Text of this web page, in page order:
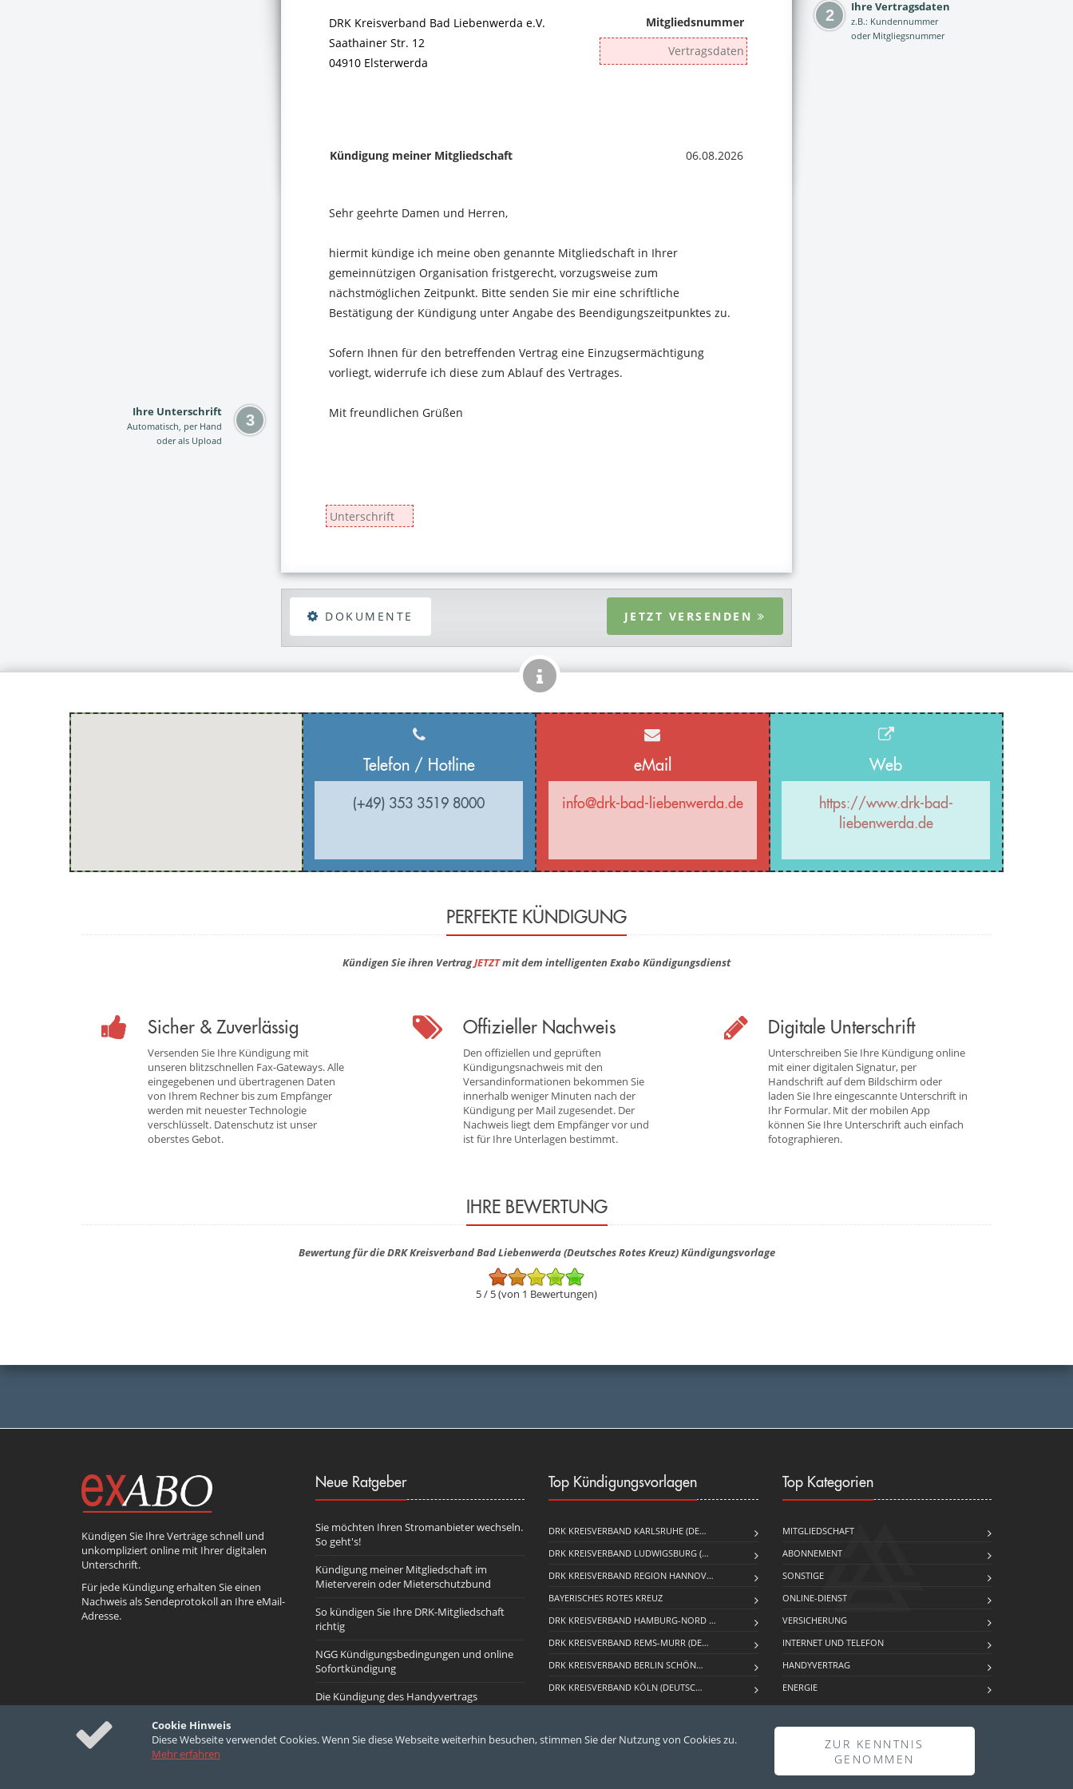
DOKUMENTE JETZT VERSENDEN
Ihre Vertragsdaten
z.B.: Kundennummer
oder Mitgliegsnummer
Ihre Unterschrift
Automatisch, per Hand
oder als Upload
Telefon / Hotline
(+49) 353 3519 8000
eMail
info@drk-bad-liebenwerda.de
Web
https://www.drk-bad-
liebenwerda.de
PERFEKTE KÜNDIGUNG
Kündigen Sie ihren VertragJETZTmit dem intelligenten Exabo Kündigungsdienst
Sicher & Zuverlässig
Versenden Sie Ihre Kündigung mit
unseren blitzschnellen Fax-Gateways. Alle
eingegebenen und übertragenen Daten
von Ihrem Rechner bis zum Empfänger
werden mit neuester Technologie
verschlüsselt. Datenschutz ist unser
oberstes Gebot.
Offizieller Nachweis
Den offiziellen und geprüften
Kündigungsnachweis mit den
Versandinformationen bekommen Sie
innerhalb weniger Minuten nach der
Kündigung per Mail zugesendet. Der
Nachweis liegt dem Empfänger vor und
ist für Ihre Unterlagen bestimmt.
Digitale Unterschrift
Unterschreiben Sie Ihre Kündigung online
mit einer digitalen Signatur, per
Handschrift auf dem Bildschirm oder
laden Sie Ihre eingescannte Unterschrift in
Ihr Formular. Mit der mobilen App
können Sie Ihre Unterschrift auch einfach
fotographieren.
IHRE BEWERTUNG
Bewertung für die DRK Kreisverband Bad Liebenwerda (Deutsches Rotes Kreuz) Kündigungsvorlage
5 / 5 (von 1 Bewertungen)
Kündigen Sie Ihre Verträge schnell und
unkompliziert online mit Ihrer digitalen
Unterschrift.
Für jede Kündigung erhalten Sie einen
Nachweis als Sendeprotokoll an Ihre eMail-
Adresse.
Neue Ratgeber
Sie möchten Ihren Stromanbieter wechseln.
So geht's!
Kündigung meiner Mitgliedschaft im
Mieterverein oder Mieterschutzbund
So kündigen Sie Ihre DRK-Mitgliedschaft
richtig
NGG Kündigungsbedingungen und online
Sofortkündigung
Die Kündigung des Handyvertrags
Top Kündigungsvorlagen
DRK KREISVERBAND KARLSRUHE (DE…
DRK KREISVERBAND LUDWIGSBURG (…
DRK KREISVERBAND REGION HANNOV…
BAYERISCHES ROTES KREUZ
DRK KREISVERBAND HAMBURG-NORD …
DRK KREISVERBAND REMS-MURR (DE…
DRK KREISVERBAND BERLIN SCHÖN…
DRK KREISVERBAND KÖLN (DEUTSC…
Top Kategorien
MITGLIEDSCHAFT
ABONNEMENT
SONSTIGE
ONLINE-DIENST
VERSICHERUNG
INTERNET UND TELEFON
HANDYVERTRAG
ENERGIE
Cookie Hinweis
Diese Webseite verwendet Cookies. Wenn Sie diese Webseite weiterhin besuchen, stimmen Sie der Nutzung von Cookies zu.
Mehr erfahren
ZUR KENNTNIS
GENOMMEN